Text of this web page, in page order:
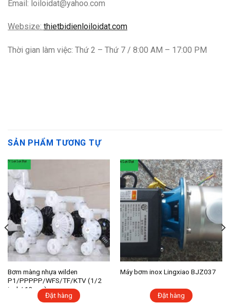
Email: loiloidat@yahoo.com
Websize: thietbidienloiloidat.com
Thời gian làm việc: Thứ 2 – Thứ 7 / 8:00 AM – 17:00 PM
SẢN PHẨM TƯƠNG TỰ
Bơm màng nhựa wilden
P1/PPPPP/WFS/TF/KTV (1/2
inch/ 13mm)
Đặt hàng
Máy bơm inox Lingxiao BJZ037
Đặt hàng